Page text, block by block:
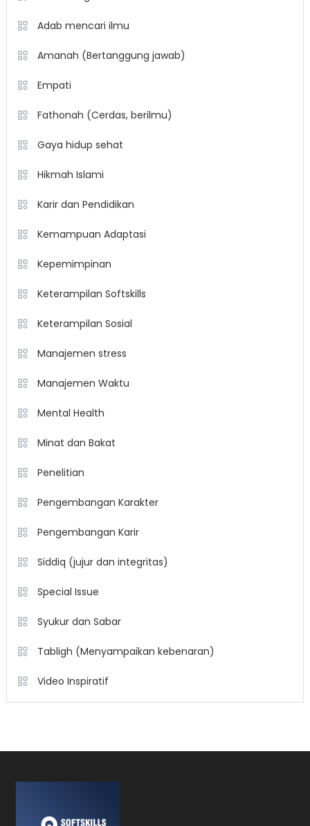
Adab mencari ilmu
Amanah (Bertanggung jawab)
Empati
Fathonah (Cerdas, berilmu)
Gaya hidup sehat
Hikmah Islami
Karir dan Pendidikan
Kemampuan Adaptasi
Kepemimpinan
Keterampilan Softskills
Keterampilan Sosial
Manajemen stress
Manajemen Waktu
Mental Health
Minat dan Bakat
Penelitian
Pengembangan Karakter
Pengembangan Karir
Siddiq (jujur dan integritas)
Special Issue
Syukur dan Sabar
Tabligh (Menyampaikan kebenaran)
Video Inspiratif